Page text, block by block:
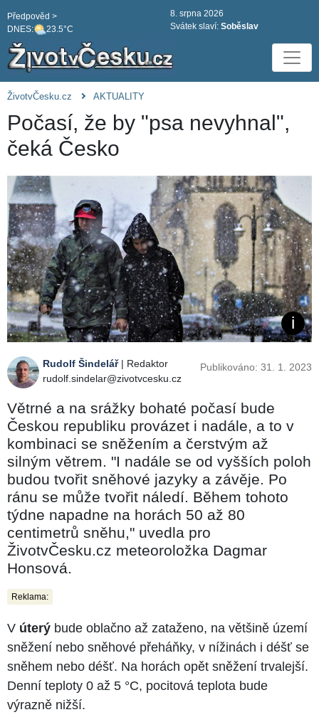
DNES: 23.5°C
Předpověd >
8. srpna 2026
Svátek slaví: Soběslav
ŽivotvČesku.cz AKTUALITY
Počasí, že by "psa nevyhnal",
čeká Česko
Rudolf Šindelář| Redaktor
rudolf.sindelar@zivotvcesku.cz
Publikováno: 31. 1. 2023
Větrné a na srážky bohaté počasí bude
Českou republiku provázet i nadále, a to v
kombinaci se sněžením a čerstvým až
silným větrem. "I nadále se od vyšších poloh
budou tvořit sněhové jazyky a závěje. Po
ránu se může tvořit náledí. Během tohoto
týdne napadne na horách 50 až 80
centimetrů sněhu," uvedla pro
ŽivotvČesku.cz meteoroložka Dagmar
Honsová.
Reklama:
V úterý bude oblačno až zataženo, na většině území
sněžení nebo sněhové přeháňky, v nížinách i déšť se
sněhem nebo déšť. Na horách opět sněžení trvalejší.
Denní teploty 0 až 5 °C, pocitová teplota bude
výrazně nižší.